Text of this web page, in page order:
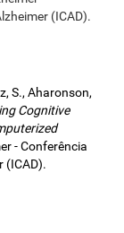
(ICAD).
S., Aharonson,
Cognitive
- Conferência
(ICAD).